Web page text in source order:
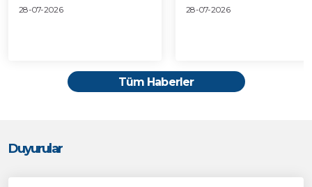
28-07-2026 28-07-2026
Tüm Haberler
Duyurular